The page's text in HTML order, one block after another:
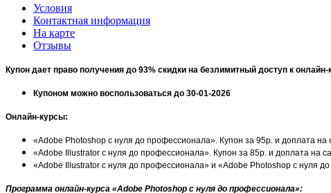
Условия
Контактная информация
На карте
Отзывы
Купон дает право получения до 93% скидки на безлимитный доступ к онлайн-
Купоном можно воспользоваться до 30-01-2026
Онлайн-курсы:
«Adobe Photoshop с нуля до профессионала». Купон за 95р. и доплата на
«Adobe Illustrator с нуля до профессионала». Купон за 85р. и доплата на
«Adobe Illustrator с нуля до профессионала» и «Adobe Photoshop с нуля
Программа онлайн-курса «Adobe Photoshop с нуля до профессионала»: